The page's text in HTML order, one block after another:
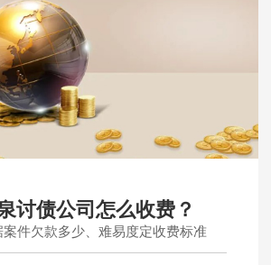
讨债公司怎么收费？
案件欠款多少、难易度定收费标准